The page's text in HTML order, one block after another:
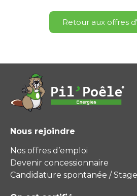
Retour aux offres
Nous rejoindre
Nos offres d’emploi
Devenir concessionnaire
Candidature spontanée / Stage